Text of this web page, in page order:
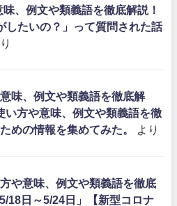
味、例文や類義語を徹底解説！
したいの？」って質問された話
味、例文や類義語を徹底解
い方や意味、例文や類義語を徹
めの情報を集めてみた。
より
や意味、例文や類義語を徹底
18日～5/24日」【新型コロナ